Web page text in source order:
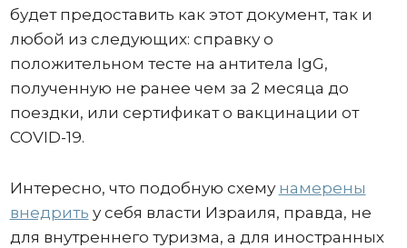
будет предоставить как этот документ, так и
любой из следующих: справку о
положительном тесте на антитела IgG,
полученную не ранее чем за 2 месяца до
поездки, или сертификат о вакцинации от
COVID-19.
Интересно, что подобную схему намерены
внедрить у себя власти Израиля, правда, не
для внутреннего туризма, а для иностранных